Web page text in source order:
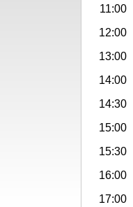
11:00
12:00
13:00
14:00
14:30
15:00
15:30
16:00
17:00